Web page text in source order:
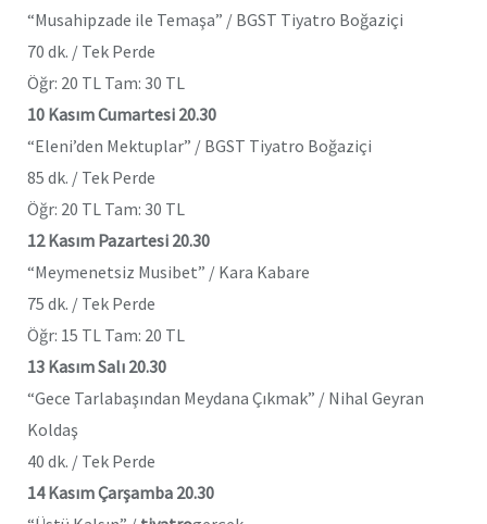
“Musahipzade ile Temaşa” / BGST Tiyatro Boğaziçi
70 dk. / Tek Perde
Öğr: 20 TL Tam: 30 TL
10 Kasım Cumartesi 20.30
“Eleni’den Mektuplar” / BGST Tiyatro Boğaziçi
85 dk. / Tek Perde
Öğr: 20 TL Tam: 30 TL
12 Kasım Pazartesi 20.30
“Meymenetsiz Musibet” / Kara Kabare
75 dk. / Tek Perde
Öğr: 15 TL Tam: 20 TL
13 Kasım Salı 20.30
“Gece Tarlabaşından Meydana Çıkmak” / Nihal Geyran
Koldaş
40 dk. / Tek Perde
14 Kasım Çarşamba 20.30